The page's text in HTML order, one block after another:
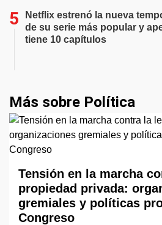
Netflix estrenó la nueva
de su serie más popular y
tiene 10 capítulos
Más sobre Política
Tensión en la marcha
propiedad privada:
gremiales y políticas
Congreso